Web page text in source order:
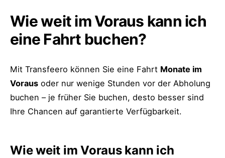
Wie weit im Voraus kann ich
eine Fahrt buchen?
Mit Transfeero können Sie eine Fahrt Monate im
Voraus oder nur wenige Stunden vor der Abholung
buchen – je früher Sie buchen, desto besser sind
Ihre Chancen auf garantierte Verfügbarkeit.
Wie weit im Voraus kann ich